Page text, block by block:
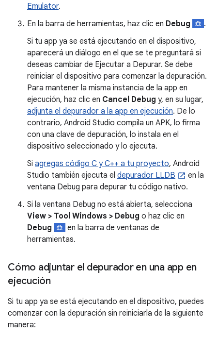
Emulator.
En la barra de herramientas, haz clic en Debug
.
Si tu app ya se está ejecutando en el dispositivo,
aparecerá un diálogo en el que se te preguntará si
deseas cambiar de Ejecutar a Depurar. Se debe
reiniciar el dispositivo para comenzar la depuración.
Para mantener la misma instancia de la app en
ejecución, haz clic en Cancel Debug y, en su lugar,
adjunta el depurador a la app en ejecución. De lo
contrario, Android Studio compila un APK, lo firma
con una clave de depuración, lo instala en el
dispositivo seleccionado y lo ejecuta.
Si agregas código C y C++ a tu proyecto, Android
Studio también ejecuta el depurador LLDB
en la
ventana Debug para depurar tu código nativo.
Si la ventana Debug no está abierta, selecciona
View > Tool Windows > Debug o haz clic en
Debug
en la barra de ventanas de
herramientas.
Cómo adjuntar el depurador en una app en
ejecución
Si tu app ya se está ejecutando en el dispositivo, puedes
comenzar con la depuración sin reiniciarla de la siguiente
manera: